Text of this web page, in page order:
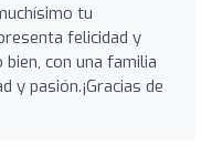
tu
felicidad y
con una familia
y pasión.¡Gracias de